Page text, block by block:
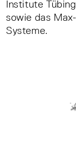
Institute
sowie das
Systeme.